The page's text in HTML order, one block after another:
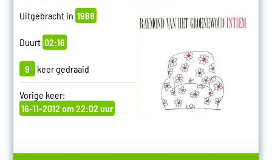
Uitgebracht in 1988
Duurt 02:16
9 keer gedraaid
Vorige keer:
16-11-2012 om 22:02 uur